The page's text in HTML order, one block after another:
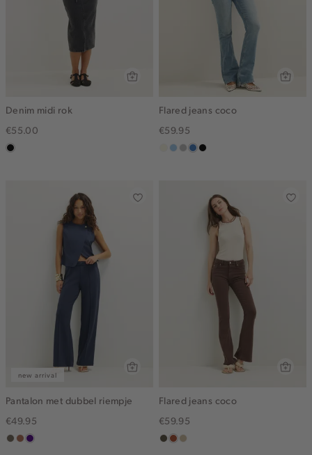
Denim midi rok
€55.00
zwart,
Flared jeans coco
€59.95
wit,lichtblauw
grijs,middenblauw
zwart,
new arrival
Pantalon met dubbel riempje
€49.95
middenbruin
terracotta
indigo
Flared jeans coco
€59.95
donkerkhaki
bruinlichtzand